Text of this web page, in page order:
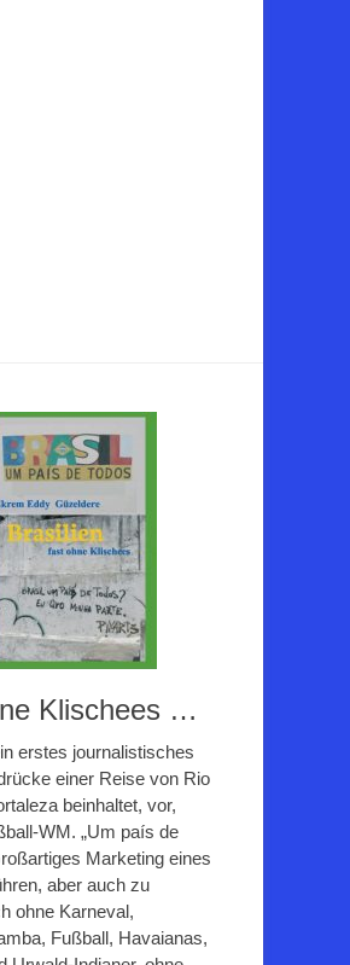
Klischees …
erstes journalistisches
einer Reise von Rio
beinhaltet, vor,
WM. „Um país de
Marketing eines
aber auch zu
ohne Karneval,
Fußball, Havaianas,